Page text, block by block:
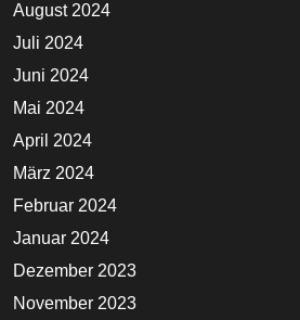
August 2024
Juli 2024
Juni 2024
Mai 2024
April 2024
März 2024
Februar 2024
Januar 2024
Dezember 2023
November 2023